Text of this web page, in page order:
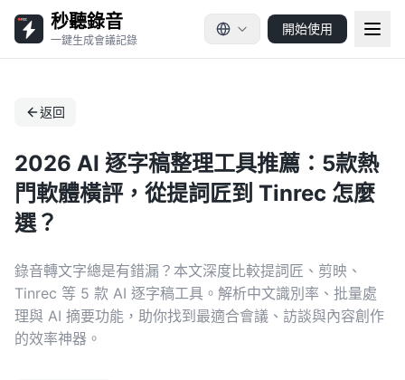
秒聽錄音
一鍵生成會議記錄
開始使用
返回
2026 AI 逐字稿整理工具推薦：5款熱
門軟體橫評，從提詞匠到 Tinrec 怎麼
選？
錄音轉文字總是有錯漏？本文深度比較提詞匠、剪映、
Tinrec 等 5 款 AI 逐字稿工具。解析中文識別率、批量處
理與 AI 摘要功能，助你找到最適合會議、訪談與內容創作
的效率神器。